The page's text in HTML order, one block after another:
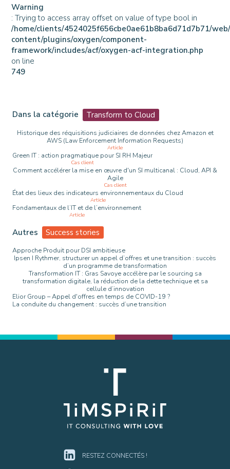
Warning
: Trying to access array offset on value of type bool in
/home/clients/4524025f656cbe0ae61b8ba6d71d7b71/
content/plugins/oxygen/component-
framework/includes/acf/oxygen-acf-integration.php
on line
749
Dans la catégorie Transform to Cloud
Historique des réquisitions judiciaires de données chez Amazon et
AWS (Law Enforcement Information Requests)
Article
Green IT : action pragmatique pour SI RH Majeur
Cas client
Comment accélérer la mise en œuvre d'un SI multicanal : Cloud, API &
Agile
Cas client
État des lieux des indicateurs environnementaux du Cloud
Article
Fondamentaux de l’IT et de l’environnement
Article
Autres Success stories
Approche Produit pour DSI ambitieuse
Ipsen I Rythmer, structurer un appel d’offres et une transition : succès
d’un programme de transformation
Transformation IT : Gras Savoye accélère par le sourcing sa
transformation digitale, la réduction de la dette technique et sa
cellule d’innovation
Elior Group – Appel d'offres en temps de COVID-19 ?
La conduite du changement : succès d’une transition
RESTEZ CONNECTÉS !